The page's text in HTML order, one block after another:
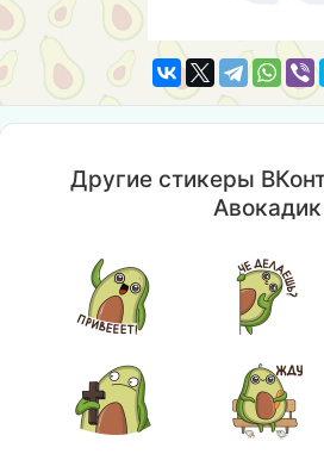
Другие стикеры
Авокадик